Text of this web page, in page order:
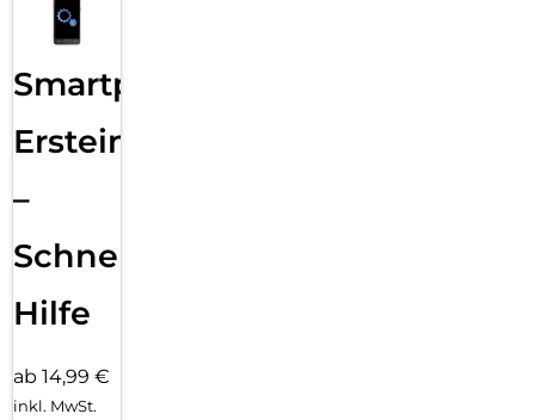
Smartphone
Ersteinrichtung
–
Schnelle
Hilfe
ab 14,99 €
inkl. MwSt.